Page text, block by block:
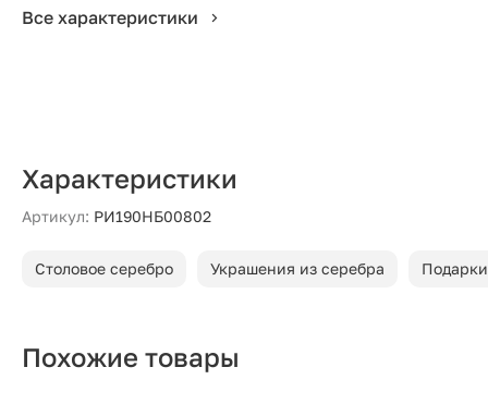
Все характеристики
Характеристики
Артикул: РИ190НБ00802
Столовое серебро Украшения из серебра
Похожие товары